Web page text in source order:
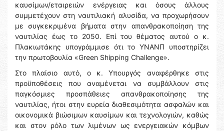
καυσίμων/εταιρειών ενέργειας και όσους άλλους
συμμετέχουν στη ναυτιλιακή αλυσίδα, να προχωρήσουν
με συγκεκριμένα βήματα στην απανθρακοποίηση της
ναυτιλίας έως το 2050. Επί του θέματος αυτού ο κ.
Πλακιωτάκης υπογράμμισε ότι το ΥΝΑΝΠ υποστηρίζει
την πρωτοβουλία «Green Shipping Challenge».
Στο πλαίσιο αυτό, ο κ. Υπουργός αναφέρθηκε στις
προϋποθέσεις που αναμένεται να συμβάλλουν στις
παγκόσμιες προσπάθειες απανθρακοποίησης της
ναυτιλίας, ήτοι στην ευρεία διαθεσιμότητα ασφαλών και
οικονομικά βιώσιμων καυσίμων και τεχνολογιών, καθώς
και στον ρόλο των λιμένων ως ενεργειακών κόμβων